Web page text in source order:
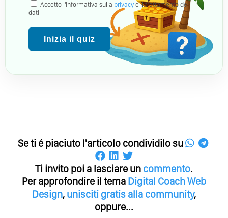
Accetto l'informativa sulla privacy e il trattamento dei
dati
Inizia il quiz
Se ti é piaciuto l'articolo condividilo su
Ti invito poi a lasciare un commento.
Per approfondire il tema Digital CoachWeb
Design, unisciti gratis alla community,
oppure...